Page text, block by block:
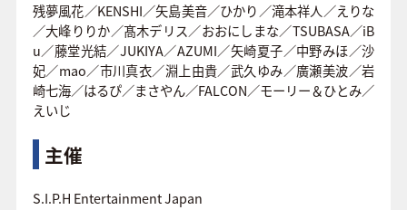
残夢風花／KENSHI／矢島美音／ひかり／滝本祥人／えりな
／大峰りりか／髙木デリス／おおにしまな／TSUBASA／iB
u／藤堂光結／JUKIYA／AZUMI／矢崎夏子／中野みほ／沙
妃／mao／市川真衣／淵上由貴／武久ゆみ／廣瀬美波／岩
崎七海／はるぴ／まさやん／FALCON／モーリー＆ひとみ／
えいじ
主催
S.I.P.H Entertainment Japan